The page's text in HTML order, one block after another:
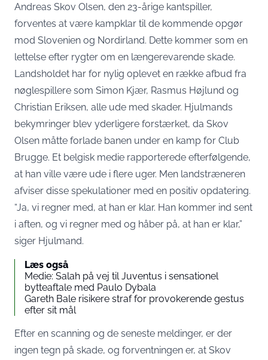
Andreas Skov Olsen, den 23-årige kantspiller,
forventes at være kampklar til de kommende opgør
mod Slovenien og Nordirland. Dette kommer som en
lettelse efter rygter om en længerevarende skade.
Landsholdet har for nylig oplevet en række afbud fra
nøglespillere som Simon Kjær, Rasmus Højlund og
Christian Eriksen, alle ude med skader. Hjulmands
bekymringer blev yderligere forstærket, da Skov
Olsen måtte forlade banen under en kamp for Club
Brugge. Et belgisk medie rapporterede efterfølgende,
at han ville være ude i flere uger. Men landstræneren
afviser disse spekulationer med en positiv opdatering.
“Ja, vi regner med, at han er klar. Han kommer ind sent
i aften, og vi regner med og håber på, at han er klar,”
siger Hjulmand.
Læs også
Medie: Salah på vej til Juventus i sensationel
bytteaftale med Paulo Dybala
Gareth Bale risikere straf for provokerende gestus
efter sit mål
Efter en scanning og de seneste meldinger, er der
ingen tegn på skade, og forventningen er, at Skov